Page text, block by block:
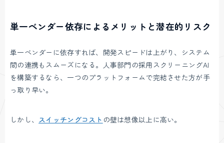
単一ベンダー依存によるメリットと潜在的リスク
単一ベンダーに依存すれば、開発スピードは上がり、システム
間の連携もスムーズになる。人事部門の採用スクリーニングAI
を構築するなら、一つのプラットフォームで完結させた方が手
っ取り早い。
しかし、 スイッチングコスト の壁は想像以上に高い。